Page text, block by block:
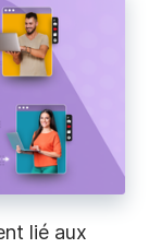
lié aux